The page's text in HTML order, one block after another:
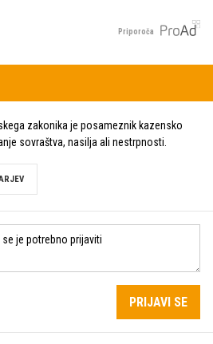
Priporoča
zakonika je posameznik kazensko
sovraštva, nasilja ali nestrpnosti.
PRIJAVI SE